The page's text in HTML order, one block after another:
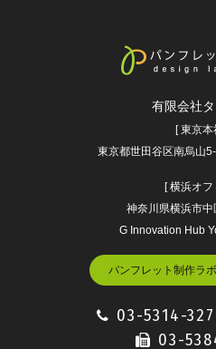
有限会社
[ 東京本
東京都世田谷区南烏山
[ 横浜オフ
神奈川県横浜市
G Innovation Hub
パンフレット制作ラ
03-5314-
03-